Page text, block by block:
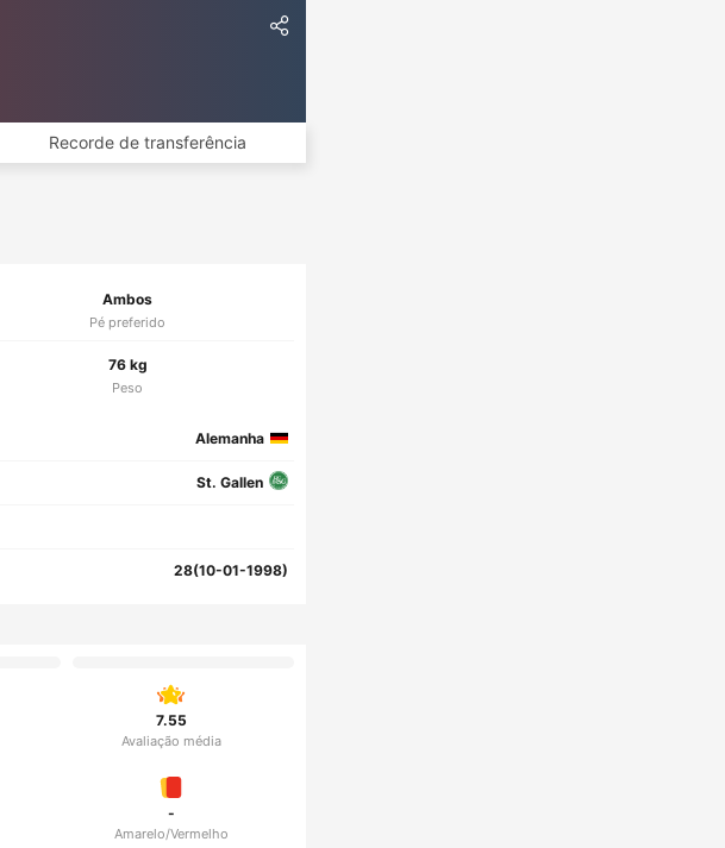
Recorde de transferência
Ambos
Pé preferido
76 kg
Peso
Alemanha
St. Gallen
28(10-01-1998)
7.55
Avaliação média
-
Amarelo/Vermelho